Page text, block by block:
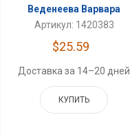
Веденеева Варвара
Артикул: 1420383
$25.59
Доставка за 14–20 дней
КУПИТЬ